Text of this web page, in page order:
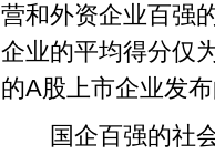
营和外资企业百强
企业的平均得分仅
的A股上市企业发
国企百强的社会